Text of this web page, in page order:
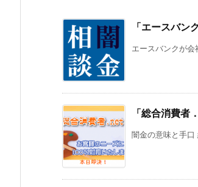
「エースバン
エースバンクが
「総合消費者
闇金の意味と手